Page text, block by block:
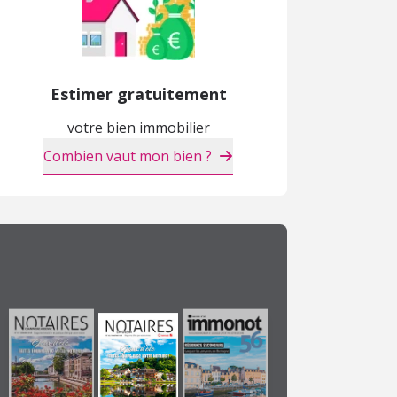
Estimer gratuitement
votre bien immobilier
Combien vaut mon bien ?